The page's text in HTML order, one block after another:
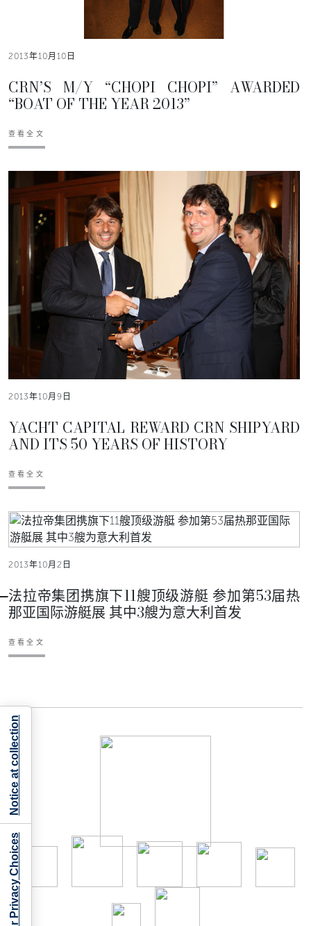
2013年10月10日
CRN’S M/Y “CHOPI CHOPI” AWARDED
“BOAT OF THE YEAR 2013”
查看全文
2013年10月9日
YACHT CAPITAL REWARD CRN SHIPYARD
AND ITS 50 YEARS OF HISTORY
查看全文
2013年10月2日
法拉帝集团携旗下11艘顶级游艇 参加第53届热
那亚国际游艇展 其中3艘为意大利首发
查看全文
Your Privacy Choices
Notice at collection